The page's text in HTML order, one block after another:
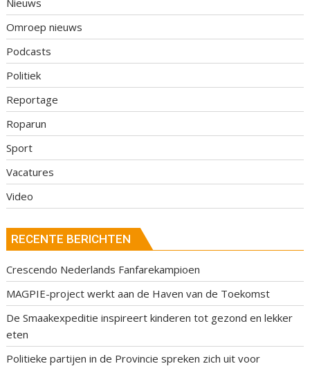
Nieuws
Omroep nieuws
Podcasts
Politiek
Reportage
Roparun
Sport
Vacatures
Video
RECENTE BERICHTEN
Crescendo Nederlands Fanfarekampioen
MAGPIE-project werkt aan de Haven van de Toekomst
De Smaakexpeditie inspireert kinderen tot gezond en lekker
eten
Politieke partijen in de Provincie spreken zich uit voor